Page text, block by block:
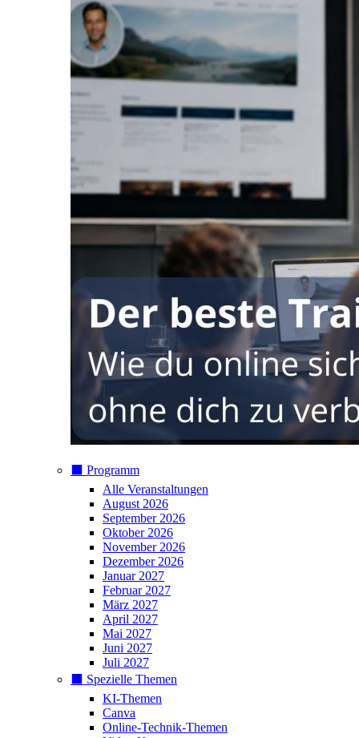
⬛️ Programm
Alle Veranstaltungen
August 2026
September 2026
Oktober 2026
November 2026
Dezember 2026
Januar 2027
Februar 2027
März 2027
April 2027
Mai 2027
Juni 2027
Juli 2027
⬛️ Spezielle Themen
KI-Themen
Canva
Online-Technik-Themen